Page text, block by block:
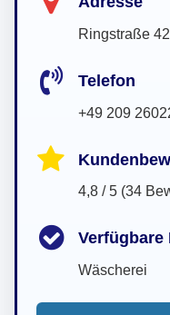
Ringstraße
Telefon
+49 209
4,8 / 5 (34
Verfügbare
Wäscherei